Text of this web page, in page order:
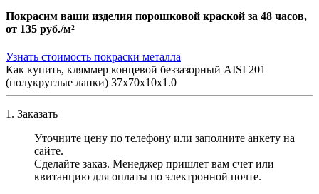
Покрасим ваши изделия порошковой краской за 48 часов,
от 135 руб./м²
Узнать стоимость покраски металла
Как купить, кляммер концевой беззазорный AISI 201
(полукруглые лапки) 37х70х10х1.0
1. Заказать
Уточните цену по телефону или заполните анкету на
сайте.
Сделайте заказ. Менеджер пришлет вам счет или
квитанцию для оплаты по электронной почте.